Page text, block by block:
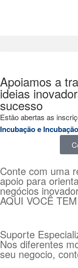
Apoiamos a
ideias
sucesso
Estão abertas as
Incubação e
Conte com uma
apoio para
negócios
AQUI VOCÊ TEM
Suporte
Nos diferentes
seu negocio,